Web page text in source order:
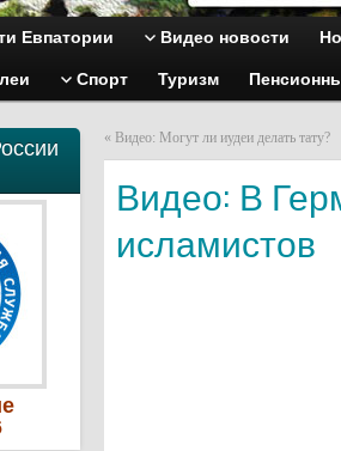
Евпатории Видео новости
Спорт Туризм
« Видео: Могут ли иудеи делать тату?
Видео: В
исламистов